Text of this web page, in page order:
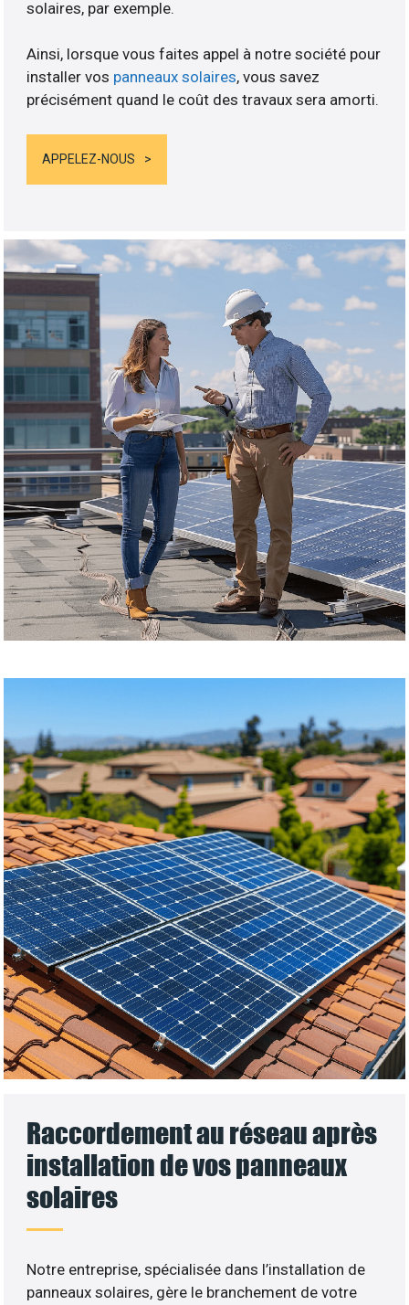
solaires, par exemple.
Ainsi, lorsque vous faites appel à notre société pour
installer vos panneaux solaires, vous savez
précisément quand le coût des travaux sera amorti.
APPELEZ-NOUS
Raccordement au réseau après
installation de vos panneaux
solaires
Notre entreprise, spécialisée dans l’installation de
panneaux solaires, gère le branchement de votre